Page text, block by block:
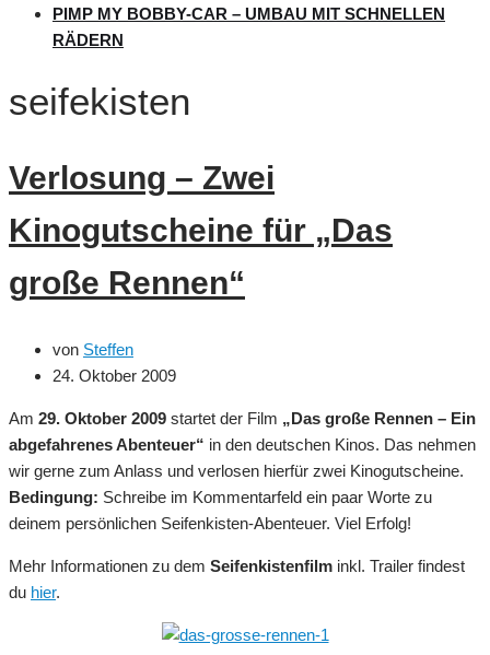
PIMP MY BOBBY-CAR – UMBAU MIT SCHNELLEN
RÄDERN
seifekisten
Verlosung – Zwei
Kinogutscheine für „Das
große Rennen“
von Steffen
24. Oktober 2009
Am 29. Oktober 2009 startet der Film „Das große Rennen – Ein
abgefahrenes Abenteuer“ in den deutschen Kinos. Das nehmen
wir gerne zum Anlass und verlosen hierfür zwei Kinogutscheine.
Bedingung: Schreibe im Kommentarfeld ein paar Worte zu
deinem persönlichen Seifenkisten-Abenteuer. Viel Erfolg!
Mehr Informationen zu dem Seifenkistenfilm inkl. Trailer findest
du hier.